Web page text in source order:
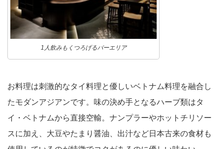
1人飲みもくつろげるバーエリア
お料理は刺激的なタイ料理と優しいベトナム料理を融合し
たモダンアジアンです。味の決め手となるハーブ類はタ
イ・ベトナムから直接空輸。ナンプラーやホットチリソー
スに加え、大豆やたまり醤油、出汁など日本古来の食材も